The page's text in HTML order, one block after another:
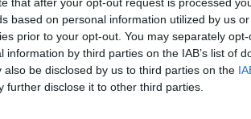
based on personal information utilized by us
prior to your opt-out. You may separately
by third parties on the IAB’s list of
be disclosed by us to third parties on the
further disclose it to other third parties.
primeras temporadas.
millones de euros a los clubes
masculina quecompiten en la
de los estándares de
Alhama CF y DUX Logroño